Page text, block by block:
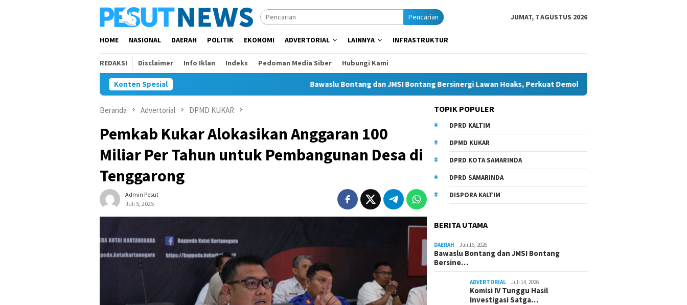
Pencarian JUMAT, 7 AGUSTUS 2026
HOME NASIONAL DAERAH POLITIK EKONOMI ADVERTORIAL LAINNYA INFRASTRUKTUR
REDAKSI Disclaimer Info Iklan Indeks Pedoman Media Siber Hubungi Kami
Konten Spesial Bawaslu Bontang dan JMSI Bontang Bersinergi Lawan Hoaks, Perkuat Demokrasi Jelang Pemilu 2029
Beranda Advertorial DPMD KUKAR
Pemkab Kukar Alokasikan Anggaran 100
Miliar Per Tahun untuk Pembangunan Desa di
Tenggarong
Admin Pesut
Juli 5, 2025
TOPIK POPULER
DPRD KALTIM
DPMD KUKAR
DPRD KOTA SAMARINDA
DPRD SAMARINDA
DISPORA KALTIM
BERITA UTAMA
DAERAH Juli 16, 2026
Bawaslu Bontang dan JMSI Bontang
Bersine…
ADVERTORIAL Juli 14, 2026
Komisi IV Tunggu Hasil
Investigasi Satga…